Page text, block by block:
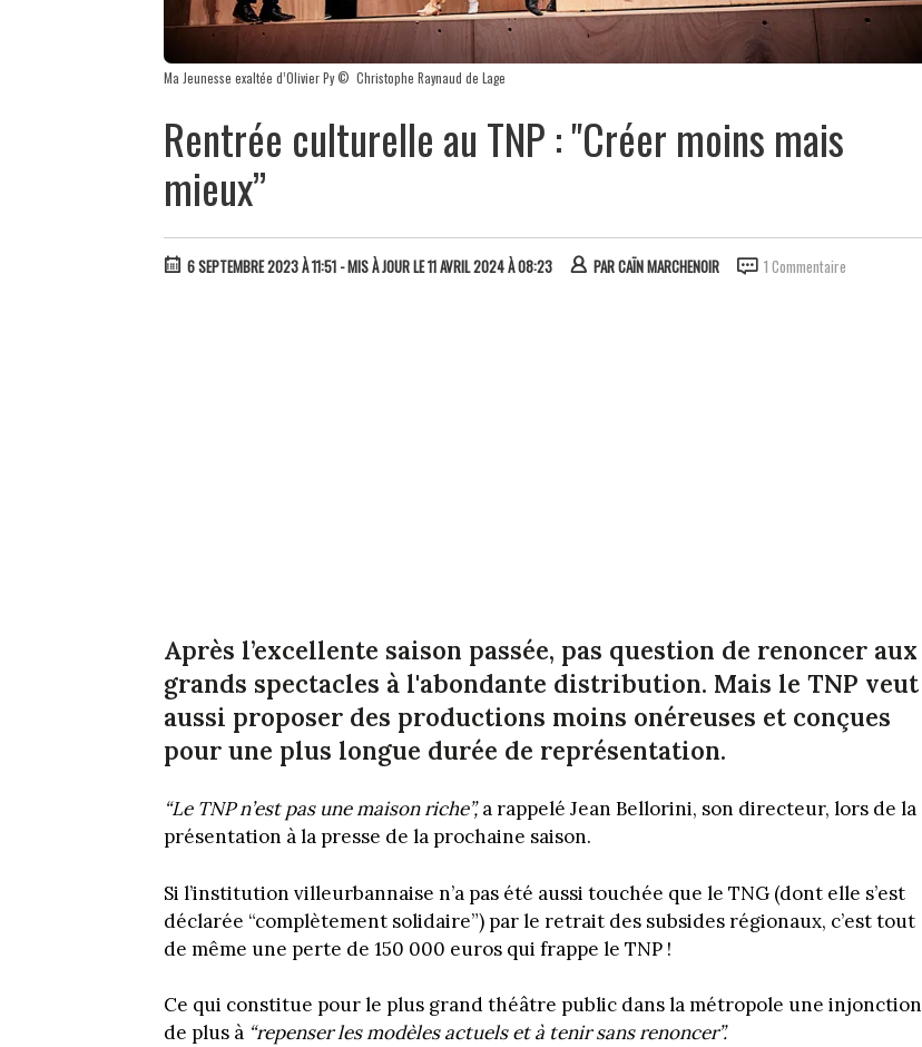
Ma Jeunesse exaltée d’Olivier Py © Christophe Raynaud de Lage
Rentrée culturelle au TNP : "Créer moins mais
mieux”
6 SEPTEMBRE 2023 À 11:51 - MIS À JOUR LE 11 AVRIL 2024 À 08:23 PARCAÏN MARCHENOIR 1 Commentaire
Après l’excellente saison passée, pas question de renoncer aux
grands spectacles à l'abondante distribution. Mais le TNP veut
aussi proposer des productions moins onéreuses et conçues
pour une plus longue durée de représentation.
“Le TNP n’est pas une maison riche”,a rappelé Jean Bellorini, son directeur, lors de la
présentation à la presse de la prochaine saison.
Si l’institution villeurbannaise n’a pas été aussi touchée que le TNG (dont elle s’est
déclarée “complètement solidaire”) par le retrait des subsides régionaux, c’est tout
de même une perte de 150 000 euros qui frappe le TNP !
Ce qui constitue pour le plus grand théâtre public dans la métropole une injonction
de plus à “repenser les modèles actuels et à tenir sans renoncer”.